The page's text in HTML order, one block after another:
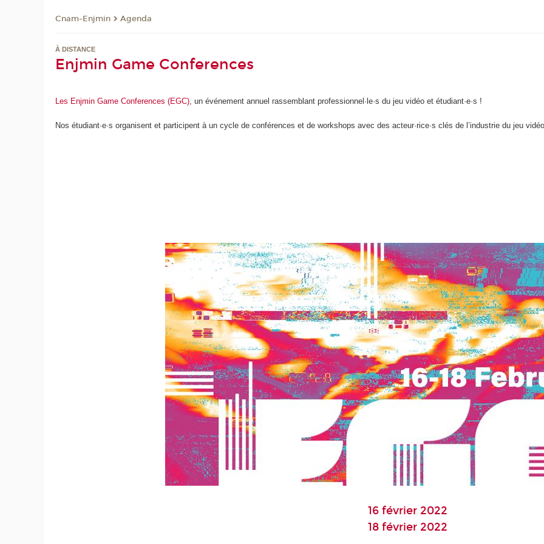
Cnam-Enjmin Agenda
À DISTANCE
Enjmin Game Conferences
Les Enjmin Game Conferences (EGC) , un événement annuel rassemblant professionnel·le·s du jeu vidéo et étudiant·e·s !
Nos étudiant·e·s organisent et participent à un cycle de conférences et de workshops avec des acteur·rice·s clés de l’industrie du jeu
16 février 2022
18 février 2022